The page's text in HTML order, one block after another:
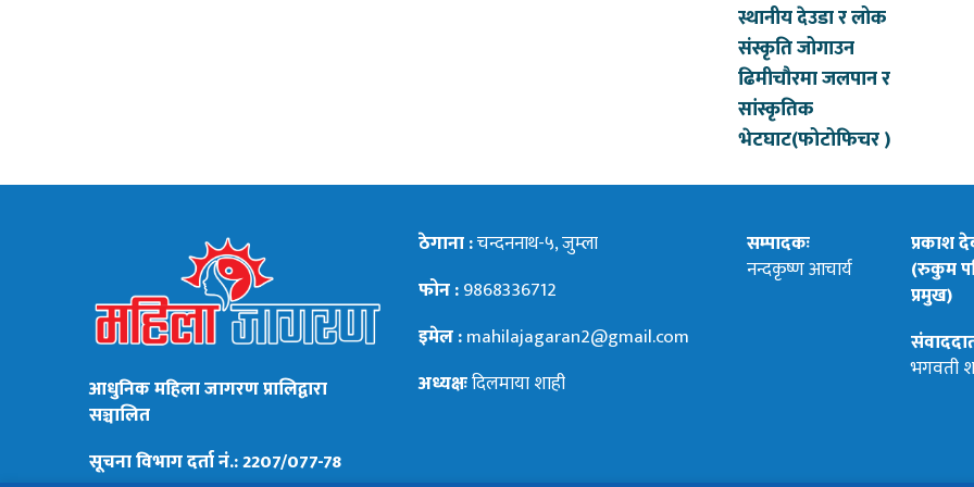
स्थानीय देउडा र लोक
संस्कृति जोगाउन
ढिमीचौरमा जलपान र
सांस्कृतिक
भेटघाट(फोटोफिचर )
आधुनिक महिला जागरण प्रालिद्वारा
सञ्चालित
सूचना विभाग दर्ता नं.: 2207/077-78
ठेगाना :चन्दननाथ-५, जुम्ला
फोन :9868336712
इमेल :mahilajagaran2@gmail.com
अध्यक्षःदिलमाया शाही
सम्पादकः
नन्दकृष्ण आचार्य
प्रकाश
(रुकुम
प्रमुख)
भगवती